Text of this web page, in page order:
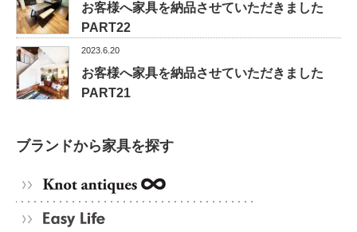
お客様へ家具を納品させていただきました
PART22
2023.6.20
お客様へ家具を納品させていただきました
PART21
ブランドから家具を探す